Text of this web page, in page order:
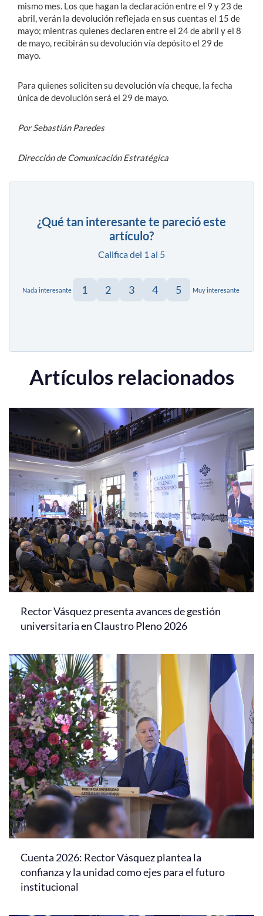
mismo mes. Los que hagan la declaración entre el 9 y 23 de
abril, verán la devolución reflejada en sus cuentas el 15 de
mayo; mientras quienes declaren entre el 24 de abril y el 8
de mayo, recibirán su devolución vía depósito el 29 de
mayo.
Para quienes soliciten su devolución vía cheque, la fecha
única de devolución será el 29 de mayo.
Por Sebastián Paredes
Dirección de Comunicación Estratégica
¿Qué tan interesante te pareció este
artículo?
Califica del 1 al 5
Nada interesante 1 2 3 4 5 Muy interesante
Artículos relacionados
Rector Vásquez presenta avances de gestión
universitaria en Claustro Pleno 2026
Cuenta 2026: Rector Vásquez plantea la
confianza y la unidad como ejes para el futuro
institucional